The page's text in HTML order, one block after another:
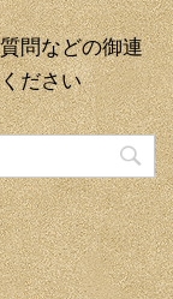
問などの御連
ださい